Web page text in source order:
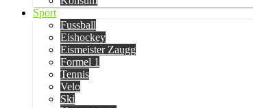
Sport
Fussball
Eishockey
Eismeister Zaugg
Formel 1
Tennis
Velo
Ski